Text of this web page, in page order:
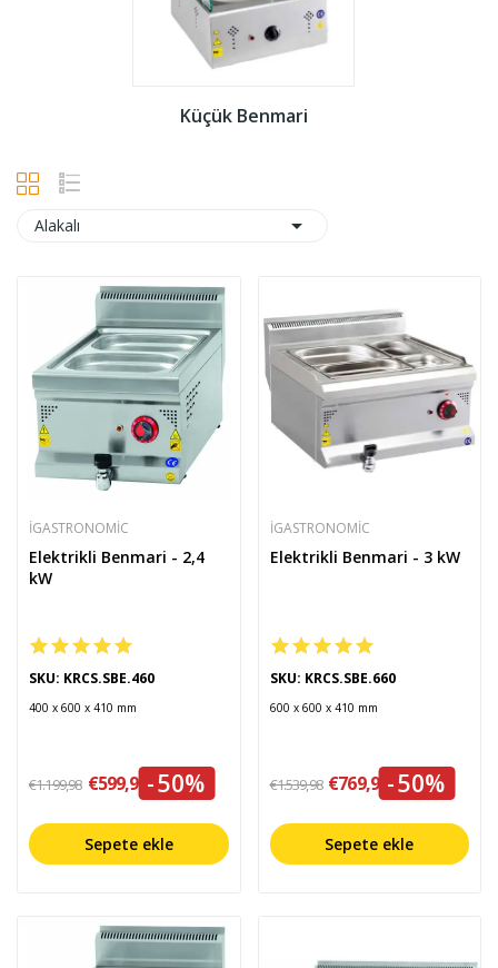
Küçük Benmari
Alakalı 
IGASTRONOMIC
Elektrikli Benmari - 2,4
kW
SKU: KRCS.SBE.460
400 x 600 x 410 mm
€1.199,98 €599,99-50%
Sepete ekle
IGASTRONOMIC
Elektrikli Benmari - 3 kW
SKU: KRCS.SBE.660
600 x 600 x 410 mm
€1.539,98 €769,99-50%
Sepete ekle